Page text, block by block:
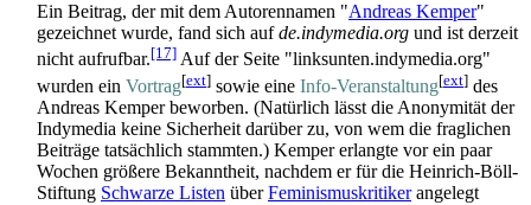
Ein Beitrag, der mit dem Autorennamen "Andreas Kemper"
gezeichnet wurde, fand sich aufde.indymedia.org und ist derzeit
nicht aufrufbar.[17] Auf der Seite "linksunten.indymedia.org"
wurden ein Vortrag[ext] sowie eine Info-Veranstaltung[ext] des
Andreas Kemper beworben. (Natürlich lässt die Anonymität der
Indymedia keine Sicherheit darüber zu, von wem die fraglichen
Beiträge tatsächlich stammten.) Kemper erlangte vor ein paar
Wochen größere Bekanntheit, nachdem er für die Heinrich-Böll-
Stiftung Schwarze Listen überFeminismuskritikerangelegt